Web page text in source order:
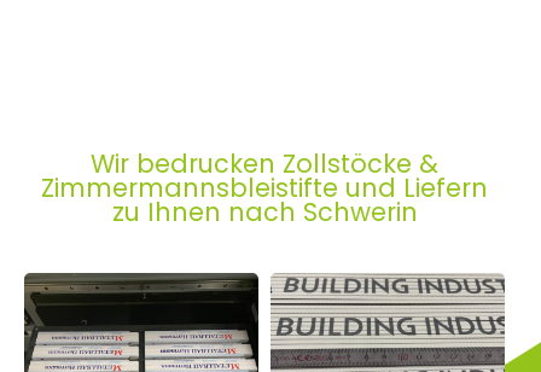
Wir bedrucken Zollstöcke &
Zimmermannsbleistifte und Liefern
zu Ihnen nach Schwerin